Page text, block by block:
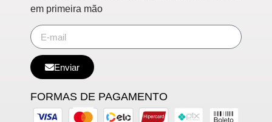
em primeira mão
Enviar
FORMAS DE PAGAMENTO